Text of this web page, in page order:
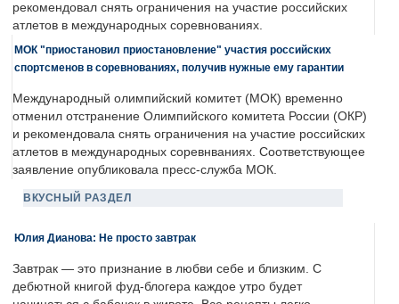
рекомендовал снять ограничения на участие российских
атлетов в международных соревнованиях.
МОК "приостановил приостановление" участия российских
спортсменов в соревнованиях, получив нужные ему гарантии
Международный олимпийский комитет (МОК) временно
отменил отстранение Олимпийского комитета России (ОКР)
и рекомендовала снять ограничения на участие российских
атлетов в международных соревнваниях. Соответствующее
заявление опубликовала пресс-служба МОК.
ВКУСНЫЙ РАЗДЕЛ
Юлия Дианова: Не просто завтрак
Завтрак — это признание в любви себе и близким. С
дебютной книгой фуд-блогера каждое утро будет